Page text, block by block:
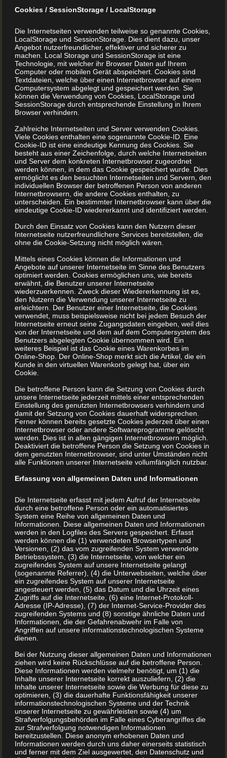
noch aus einem anderen Grund so begehrt. Schon damals
galt: Wissen ist Macht!
Eine neue Zeit bricht an
Das 15. Jahrhundert markiert den Übergang vom
Mittelalter zur Neuzeit. In Europa herrschte
Aufbruchstimmung.
Die großen Seefahrernationen Spanien und Portugal
wetteiferten bei der Entdeckung der Welt. Kolumbus hatte,
ohne es zu wissen, den amerikanischen Kontinent
Cookies / SessionStorage / LocalStorage
Die Internetseiten verwenden teilweise so genannte Cookies,
LocalStorage und SessionStorage. Dies dient dazu, unser
Angebot nutzerfreundlicher, effektiver und sicherer zu
machen. Local Storage und SessionStorage ist eine
Technologie, mit welcher ihr Browser Daten auf Ihrem
Computer oder mobilen Gerät abspeichert. Cookies sind
Textdateien, welche über einen Internetbrowser auf einem
Computersystem abgelegt und gespeichert werden. Sie
können die Verwendung von Cookies, LocalStorage und
SessionStorage durch entsprechende Einstellung in Ihrem
Browser verhindern.
Zahlreiche Internetseiten und Server verwenden Cookies.
Viele Cookies enthalten eine sogenannte Cookie-ID. Eine
Cookie-ID ist eine eindeutige Kennung des Cookies. Sie
besteht aus einer Zeichenfolge, durch welche Internetseiten
und Server dem konkreten Internetbrowser zugeordnet
werden können, in dem das Cookie gespeichert wurde. Dies
ermöglicht es den besuchten Internetseiten und Servern, den
individuellen Browser der betroffenen Person von anderen
Internetbrowsern, die andere Cookies enthalten, zu
unterscheiden. Ein bestimmter Internetbrowser kann über die
eindeutige Cookie-ID wiedererkannt und identifiziert werden.
Durch den Einsatz von Cookies kann den Nutzern dieser
Internetseite nutzerfreundlichere Services bereitstellen, die
ohne die Cookie-Setzung nicht möglich wären.
Mittels eines Cookies können die Informationen und
Angebote auf unserer Internetseite im Sinne des Benutzers
optimiert werden. Cookies ermöglichen uns, wie bereits
erwähnt, die Benutzer unserer Internetseite
wiederzuerkennen. Zweck dieser Wiedererkennung ist es,
den Nutzern die Verwendung unserer Internetseite zu
erleichtern. Der Benutzer einer Internetseite, die Cookies
verwendet, muss beispielsweise nicht bei jedem Besuch der
Internetseite erneut seine Zugangsdaten eingeben, weil dies
von der Internetseite und dem auf dem Computersystem des
Benutzers abgelegten Cookie übernommen wird. Ein
weiteres Beispiel ist das Cookie eines Warenkorbes im
Online-Shop. Der Online-Shop merkt sich die Artikel, die ein
Kunde in den virtuellen Warenkorb gelegt hat, über ein
Cookie.
Die betroffene Person kann die Setzung von Cookies durch
unsere Internetseite jederzeit mittels einer entsprechenden
Einstellung des genutzten Internetbrowsers verhindern und
damit der Setzung von Cookies dauerhaft widersprechen.
Ferner können bereits gesetzte Cookies jederzeit über einen
Internetbrowser oder andere Softwareprogramme gelöscht
werden. Dies ist in allen gängigen Internetbrowsern möglich.
Deaktiviert die betroffene Person die Setzung von Cookies in
dem genutzten Internetbrowser, sind unter Umständen nicht
alle Funktionen unserer Internetseite vollumfänglich nutzbar.
Erfassung von allgemeinen Daten und Informationen
Die Internetseite erfasst mit jedem Aufruf der Internetseite
durch eine betroffene Person oder ein automatisiertes
System eine Reihe von allgemeinen Daten und
Informationen. Diese allgemeinen Daten und Informationen
werden in den Logfiles des Servers gespeichert. Erfasst
werden können die (1) verwendeten Browsertypen und
Versionen, (2) das vom zugreifenden System verwendete
Betriebssystem, (3) die Internetseite, von welcher ein
zugreifendes System auf unsere Internetseite gelangt
(sogenannte Referrer), (4) die Unterwebseiten, welche über
ein zugreifendes System auf unserer Internetseite
angesteuert werden, (5) das Datum und die Uhrzeit eines
Zugriffs auf die Internetseite, (6) eine Internet-Protokoll-
Adresse (IP-Adresse), (7) der Internet-Service-Provider des
zugreifenden Systems und (8) sonstige ähnliche Daten und
Informationen, die der Gefahrenabwehr im Falle von
Angriffen auf unsere informationstechnologischen Systeme
dienen.
Bei der Nutzung dieser allgemeinen Daten und Informationen
ziehen wird keine Rückschlüsse auf die betroffene Person.
Diese Informationen werden vielmehr benötigt, um (1) die
Inhalte unserer Internetseite korrekt auszuliefern, (2) die
Inhalte unserer Internetseite sowie die Werbung für diese zu
optimieren, (3) die dauerhafte Funktionsfähigkeit unserer
informationstechnologischen Systeme und der Technik
unserer Internetseite zu gewährleisten sowie (4) um
Strafverfolgungsbehörden im Falle eines Cyberangriffes die
zur Strafverfolgung notwendigen Informationen
bereitzustellen. Diese anonym erhobenen Daten und
Informationen werden durch uns daher einerseits statistisch
und ferner mit dem Ziel ausgewertet, den Datenschutz und